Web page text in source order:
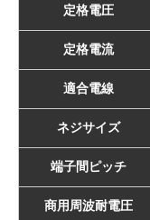
定格電圧
定格電流
適合電線
ネジサイズ
端子間ピッチ
商用周波耐電圧